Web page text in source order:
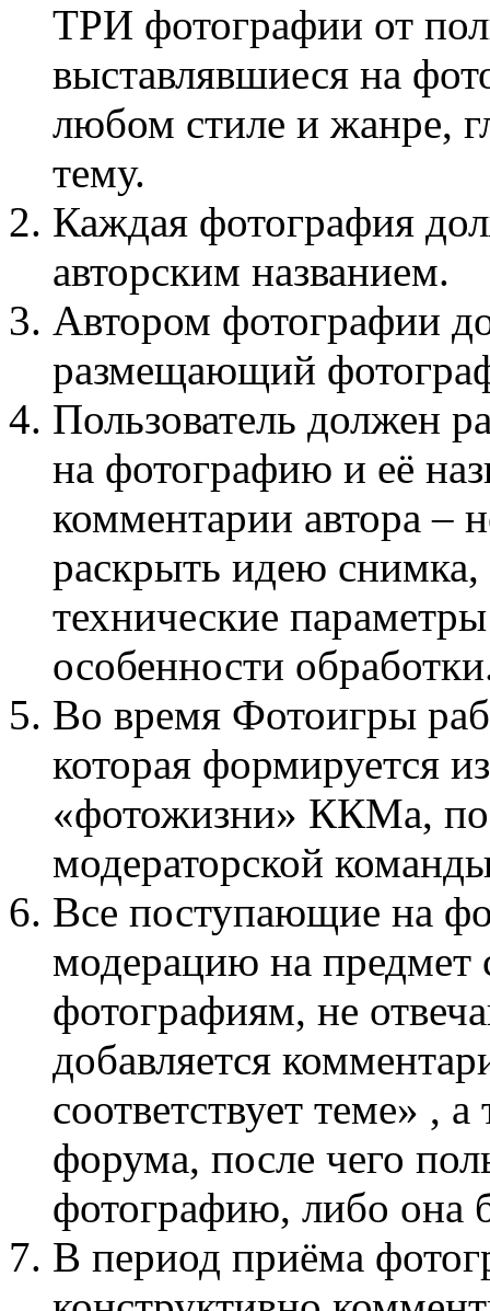
ТРИ фотографии от
выставлявшиеся на
любом стиле и жанре,
тему.
Каждая фотография
авторским названием.
Автором фотографии
размещающий
Пользователь должен
на фотографию и её
комментарии автора –
раскрыть идею
технические
особенности
Во время Фотоигры
которая формируется
«фотожизни» ККМа,
модераторской
Все поступающие на
модерацию на предмет
фотографиям, не
добавляется
соответствует теме» ,
форума, после чего
фотографию, либо она
В период приёма